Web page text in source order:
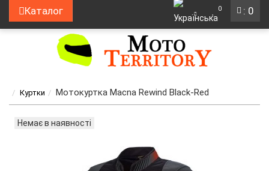
: 0
Каталог 0
Куртки Мотокуртка Macna Rewind Black-Red
Немає в наявності